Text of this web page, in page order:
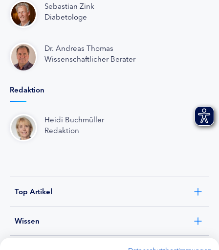
Sebastian Zink
Diabetologe
Dr. Andreas Thomas
Wissenschaftlicher Berater
Redaktion
Heidi Buchmüller
Redaktion
Top Artikel
Wissen